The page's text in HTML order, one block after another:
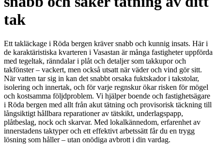
tak
Ett takläckage i Röda bergen kräver snabb och kunnig insats. Här i
de karaktäristiska kvarteren i Vasastan är många fastigheter uppförda
med tegeltak, ränndalar i plåt och detaljer som takkupor och
takfönster – vackert, men också utsatt när väder och vind gör sitt.
När vatten tar sig in kan det snabbt orsaka fuktskador i takstolar,
isolering och innertak, och för varje regnskur ökar risken för mögel
och kostsamma följdproblem. Vi hjälper boende och fastighetsägare
i Röda bergen med allt från akut tätning och provisorisk täckning till
långsiktigt hållbara reparationer av tätskikt, underlagspapp,
plåtbeslag, nock och skarvar. Med lokalkännedom, erfarenhet av
innerstadens taktyper och ett effektivt arbetssätt får du en trygg
lösning som håller – utan onödiga avbrott i din vardag.